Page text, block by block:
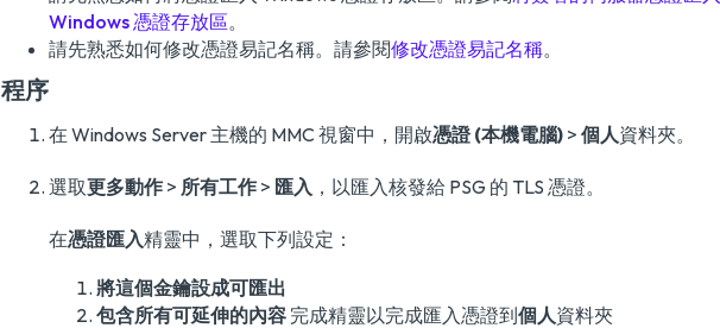
Windows 憑證存放區。
請先熟悉如何修改憑證易記名稱。請參閱修改憑證易記名稱。
程序
在 Windows Server 主機的 MMC 視窗中，開啟憑證 (本機電腦) > 個人資料夾。
選取更多動作 > 所有工作 > 匯入 ，以匯入核發給 PSG 的 TLS 憑證。
在憑證匯入精靈中，選取下列設定：
將這個金鑰設成可匯出
包含所有可延伸的內容 完成精靈以完成匯入憑證到個人資料夾